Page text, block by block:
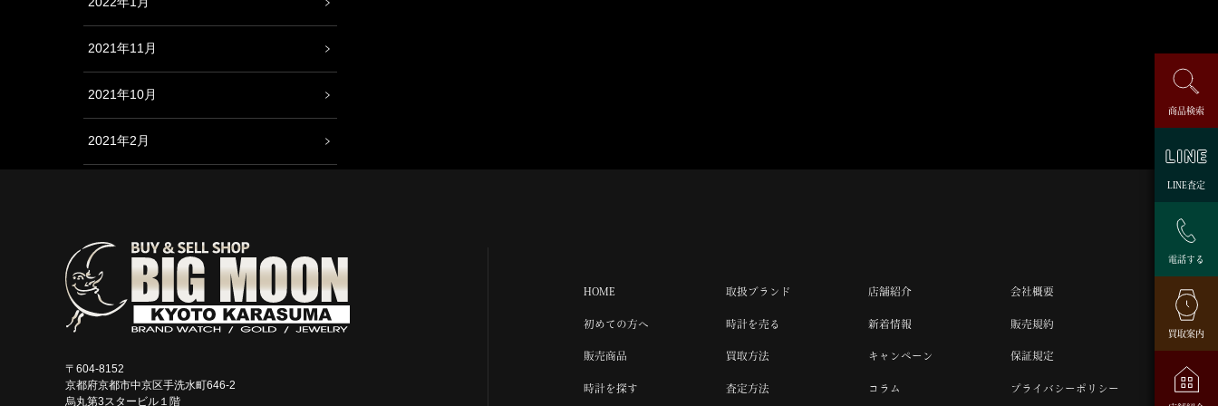
2021年11月
2021年10月
2021年2月
HOME
初めての方へ
販売商品
時計を探す
取扱ブランド
時計を売る
買取方法
査定方法
店舗紹介
新着情報
キャンペーン
コラム
会社概要
販売規約
保証規定
プライバシーポリシー
〒604-8152
京都府京都市中京区手洗水町646-2
烏丸第3スタービル１階
商品検索
LINE査定
電話する
買取案内